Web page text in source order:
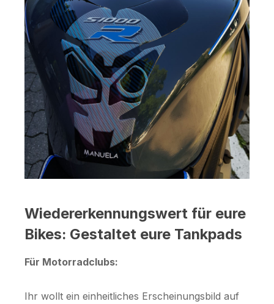
Wiedererkennungswert für eure
Bikes: Gestaltet eure Tankpads
Für Motorradclubs:
Ihr wollt ein einheitliches Erscheinungsbild auf